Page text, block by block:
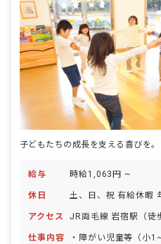
給与 時給1,063円 ~
休日 土、日、祝 有給休暇
アクセス JR両毛線 岩宿駅（徒
仕事内容
・障がい児童等（小